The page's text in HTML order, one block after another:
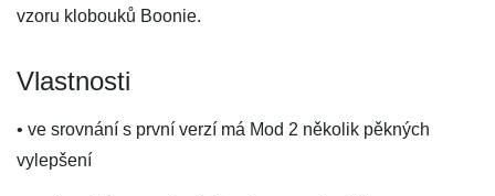
vzoru klobouků Boonie.
Vlastnosti
• ve srovnání s první verzí má Mod 2 několik pěkných
vylepšení